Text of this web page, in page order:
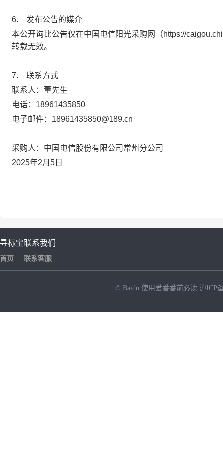
6. 发布公告的媒介
本公开询比公告仅在中国电信阳光采购网（https://
转载无效。
7. 联系方式
联系人： 董先生
电话： 18961435850
电子邮件： 18961435850@189.cn
采购人：中国电信股份有限公司常州分公司
2025年2月 5 日
寻标宝
首页
联系我们
联系客服
© Baidu 使用爱番番前必读 沪ICP